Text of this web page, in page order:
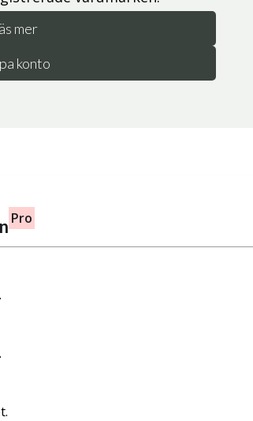
mer
konto
Pro